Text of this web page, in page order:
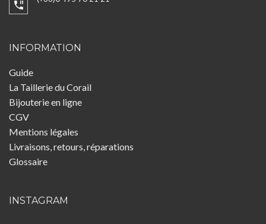
INFORMATION
Guide
La Taillerie du Corail
Bijouterie en ligne
CGV
Mentions légales
Livraisons, retours, réparations
Glossaire
INSTAGRAM